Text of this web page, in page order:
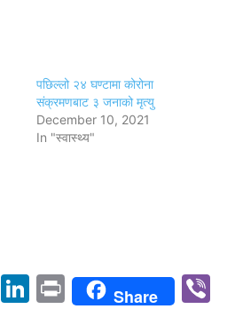
पछिल्लो २४ घण्टामा कोरोना
संक्रमणबाट ३ जनाको मृत्यु
December 10, 2021
In "स्वास्थ्य"
WhatsApp
LinkedIn
PrintShare